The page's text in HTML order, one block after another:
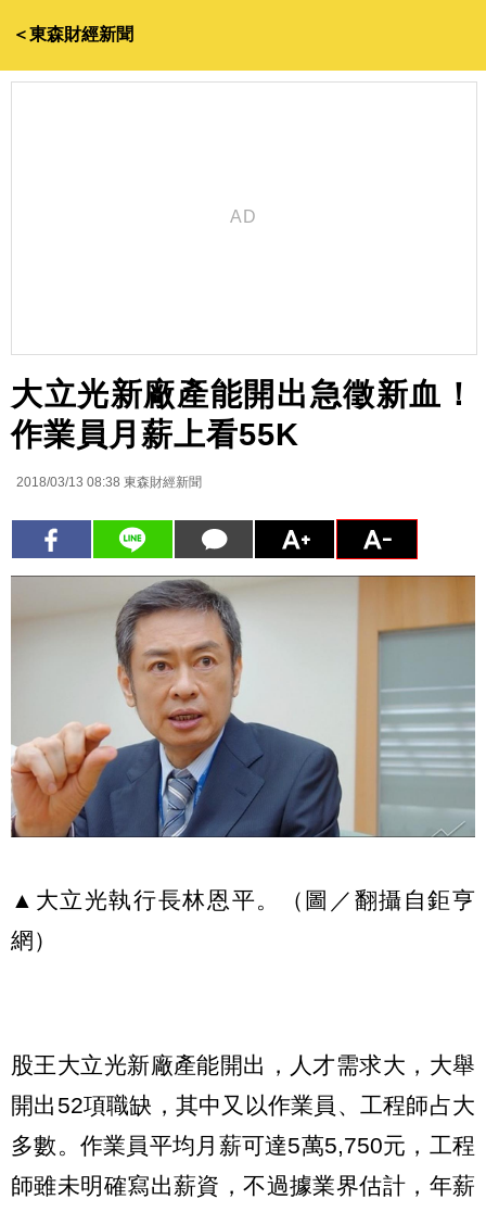
＜東森財經新聞
大立光新廠產能開出急徵新血！
作業員月薪上看55K
2018/03/13 08:38 東森財經新聞
▲大立光執行長林恩平。（圖／翻攝自鉅亨
網）
股王大立光新廠產能開出，人才需求大，大舉
開出52項職缺，其中又以作業員、工程師占大
多數。作業員平均月薪可達5萬5,750元，工程
師雖未明確寫出薪資，不過據業界估計，年薪